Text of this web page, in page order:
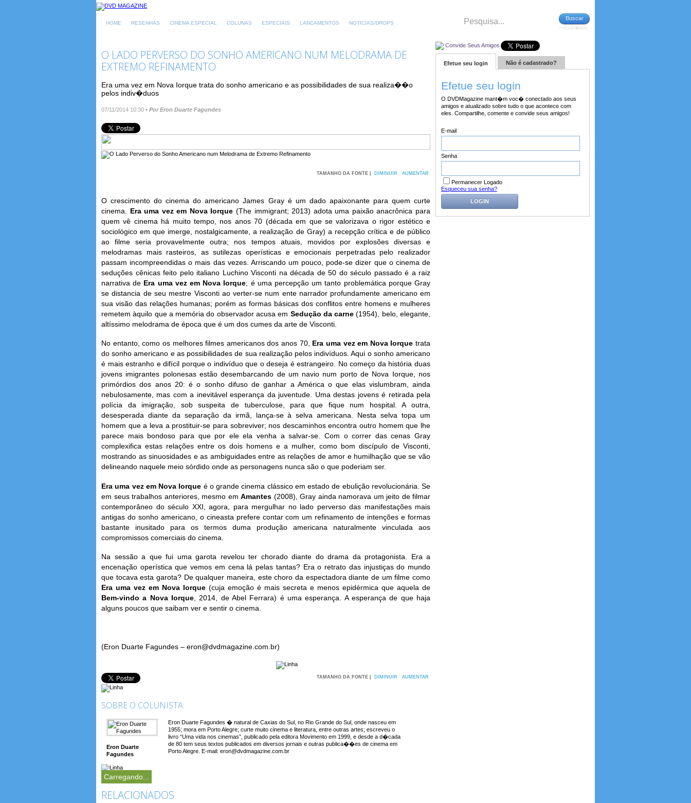
HOME RESENHAS CINEMA ESPECIAL COLUNAS ESPECIAIS LANCAMENTOS NOTICIAS/DROPS
Buscar
>>Avan�ada
O LADO PERVERSO DO SONHO AMERICANO NUM MELODRAMA DE
EXTREMO REFINAMENTO
Era uma vez em Nova Iorque trata do sonho americano e as possibilidades de sua realiza��o
pelos indiv�duos
07/11/2014 10:30 • Por Eron Duarte Fagundes
TAMANHO DA FONTE | DIMINUIR AUMENTAR
O crescimento do cinema do americano James Gray é um dado apaixonante para quem curte
cinema. Era uma vez em Nova Iorque(The immigrant; 2013) adota uma paixão anacrônica para
quem vê cinema há muito tempo, nos anos 70 (década em que se valorizava o rigor estético e
sociológico em que imerge, nostalgicamente, a realização de Gray) a recepção crítica e de público
ao filme seria provavelmente outra; nos tempos atuais, movidos por explosões diversas e
melodramas mais rasteiros, as sutilezas operísticas e emocionais perpetradas pelo realizador
passam incompreendidas o mais das vezes. Arriscando um pouco, pode-se dizer que o cinema de
seduções cênicas feito pelo italiano Luchino Visconti na década de 50 do século passado é a raiz
narrativa de Era uma vez em Nova Iorque; é uma percepção um tanto problemática porque Gray
se distancia de seu mestre Visconti ao verter-se num ente narrador profundamente americano em
sua visão das relações humanas; porém as formas básicas dos conflitos entre homens e mulheres
remetem àquilo que a memória do observador acusa em Sedução da carne(1954), belo, elegante,
altíssimo melodrama de época que é um dos cumes da arte de Visconti.
No entanto, como os melhores filmes americanos dos anos 70, Era uma vez em Nova Iorque trata
do sonho americano e as possibilidades de sua realização pelos indivíduos. Aqui o sonho americano
é mais estranho e difícil porque o indivíduo que o deseja é estrangeiro. No começo da história duas
jovens imigrantes polonesas estão desembarcando de um navio num porto de Nova Iorque, nos
primórdios dos anos 20: é o sonho difuso de ganhar a América o que elas vislumbram, ainda
nebulosamente, mas com a inevitável esperança da juventude. Uma destas jovens é retirada pela
polícia da imigração, sob suspeita de tuberculose, para que fique num hospital. A outra,
desesperada diante da separação da irmã, lança-se à selva americana. Nesta selva topa um
homem que a leva a prostituir-se para sobreviver; nos descaminhos encontra outro homem que lhe
parece mais bondoso para que por ele ela venha a salvar-se. Com o correr das cenas Gray
complexifica estas relações entre os dois homens e a mulher, como bom discípulo de Visconti,
mostrando as sinuosidades e as ambiguidades entre as relações de amor e humilhação que se vão
delineando naquele meio sórdido onde as personagens nunca são o que poderiam ser.
Era uma vez em Nova Iorque é o grande cinema clássico em estado de ebulição revolucionária. Se
em seus trabalhos anteriores, mesmo em Amantes (2008), Gray ainda namorava um jeito de filmar
contemporâneo do século XXI, agora, para mergulhar no lado perverso das manifestações mais
antigas do sonho americano, o cineasta prefere contar com um refinamento de intenções e formas
bastante inusitado para os termos duma produção americana naturalmente vinculada aos
compromissos comerciais do cinema.
Na sessão a que fui uma garota revelou ter chorado diante do drama da protagonista. Era a
encenação operística que vemos em cena lá pelas tantas? Era o retrato das injustiças do mundo
que tocava esta garota? De qualquer maneira, este choro da espectadora diante de um filme como
Era uma vez em Nova Iorque (cuja emoção é mais secreta e menos epidérmica que aquela de
Bem-vindo a Nova Iorque, 2014, de Abel Ferrara) é uma esperança. A esperança de que haja
alguns poucos que saibam ver e sentir o cinema.
(Eron Duarte Fagundes – eron@dvdmagazine.com.br)
TAMANHO DA FONTE | DIMINUIR AUMENTAR
SOBRE O COLUNISTA:
Eron Duarte
Fagundes
Eron Duarte Fagundes � natural de Caxias do Sul, no Rio Grande do Sul, onde nasceu em
1955; mora em Porto Alegre; curte muito cinema e literatura, entre outras artes; escreveu o
livro “Uma vida nos cinemas”, publicado pela editora Movimento em 1999, e desde a d�cada
de 80 tem seus textos publicados em diversos jornais e outras publica��es de cinema em
Porto Alegre. E-mail: eron@dvdmagazine.com.br
Carregando...
RELACIONADOS
Convide Seus Amigos
Efetue seu login Não é cadastrado?
Efetue seu login
O DVDMagazine mant�m voc� conectado aos seus
amigos e atualizado sobre tudo o que acontece com
eles. Compartilhe, comente e convide seus amigos!
E-mail
Senha
Permanecer Logado
Esqueceu sua senha?
LOGIN